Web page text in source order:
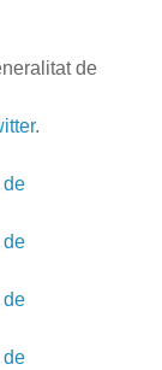
de
.
de
de
de
de